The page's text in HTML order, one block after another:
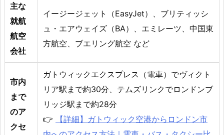
主な
就航
航空
会社
イージージェット（EasyJet）、ブリティッシ
ュ・エアウェイズ（BA）、エミレーツ、中国東
方航空、ブエリング航空 など
市内
まで
のア
クセ
ガトウィックエクスプレス（電車）でヴィクト
リア駅まで約30分、テムズリンクでロンドンブ
リッジ駅まで約28分
👉
【詳細】ガトウィック空港からロンドン市